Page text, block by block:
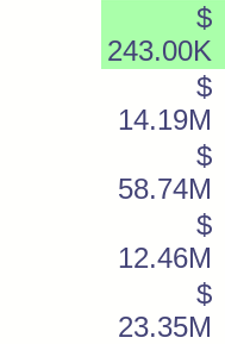
$
243.00K
$
14.19M
$
58.74M
$
12.46M
$
23.35M